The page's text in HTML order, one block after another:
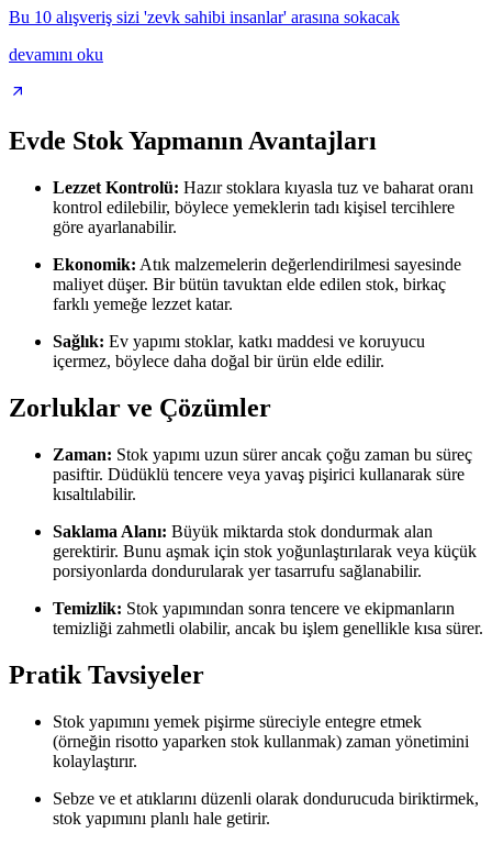
Bu 10 alışveriş sizi 'zevk sahibi insanlar' arasına sokacak
devamını oku
Evde Stok Yapmanın Avantajları
Lezzet Kontrolü: Hazır stoklara kıyasla tuz ve baharat oranı
kontrol edilebilir, böylece yemeklerin tadı kişisel tercihlere
göre ayarlanabilir.
Ekonomik: Atık malzemelerin değerlendirilmesi sayesinde
maliyet düşer. Bir bütün tavuktan elde edilen stok, birkaç
farklı yemeğe lezzet katar.
Sağlık: Ev yapımı stoklar, katkı maddesi ve koruyucu
içermez, böylece daha doğal bir ürün elde edilir.
Zorluklar ve Çözümler
Zaman: Stok yapımı uzun sürer ancak çoğu zaman bu süreç
pasiftir. Düdüklü tencere veya yavaş pişirici kullanarak süre
kısaltılabilir.
Saklama Alanı: Büyük miktarda stok dondurmak alan
gerektirir. Bunu aşmak için stok yoğunlaştırılarak veya küçük
porsiyonlarda dondurularak yer tasarrufu sağlanabilir.
Temizlik: Stok yapımından sonra tencere ve ekipmanların
temizliği zahmetli olabilir, ancak bu işlem genellikle kısa sürer.
Pratik Tavsiyeler
Stok yapımını yemek pişirme süreciyle entegre etmek
(örneğin risotto yaparken stok kullanmak) zaman yönetimini
kolaylaştırır.
Sebze ve et atıklarını düzenli olarak dondurucuda biriktirmek,
stok yapımını planlı hale getirir.